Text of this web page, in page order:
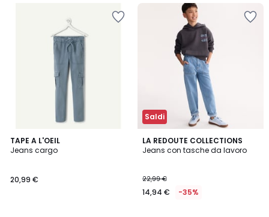
TAPE A L'OEIL
Jeans cargo
20,99 €
Saldi
LA REDOUTE COLLECTIONS
Jeans con tasche da lavoro
22,99 €
14,94 € -35%
2
Colori